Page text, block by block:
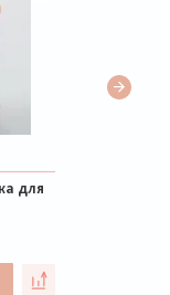
для